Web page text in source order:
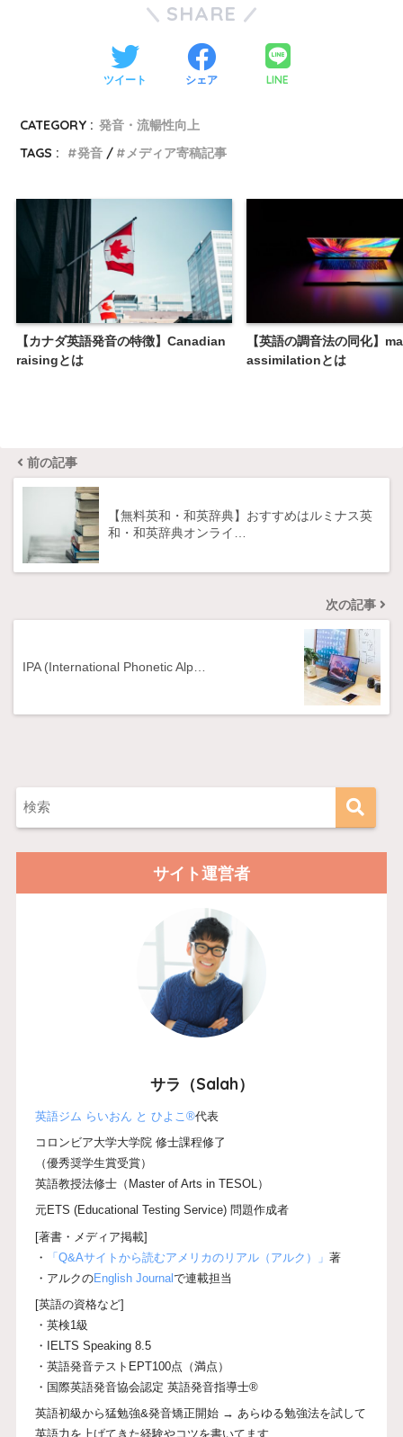
SHARE
ツイート シェア LINE
CATEGORY : 発音・流暢性向上
TAGS :
発音 メディア寄稿記事
【カナダ英語発音の特徴】Canadian
raisingとは
【英語の調音法の同化】
assimilationとは
前の記事
【無料英和・和英辞典】おすすめはルミナス英
和・和英辞典オンライ…
次の記事
IPA (International Phonetic Alp…
サイト運営者
サラ（Salah）
英語ジム らいおん と ひよこ®代表
コロンビア大学大学院 修士課程修了
（優秀奨学生賞受賞）
英語教授法修士（Master of Arts in TESOL）
元ETS (Educational Testing Service) 問題作成者
[著書・メディア掲載]
・
「Q&Aサイトから読むアメリカのリアル（アルク）」著
・アルクのEnglish Journalで連載担当
[英語の資格など]
・英検1級
・IELTS Speaking 8.5
・英語発音テストEPT100点（満点）
・国際英語発音協会認定 英語発音指導士®
英語初級から猛勉強&発音矯正開始 → あらゆる勉強法を試して
英語力を上げてきた経験やコツを書いてます